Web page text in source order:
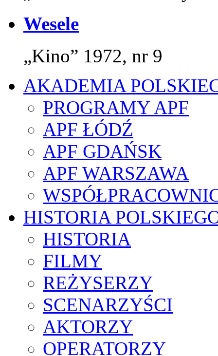
Wesele
„Kino” 1972, nr 9
AKADEMIA
PROGRAMY APF
APF ŁÓDŹ
APF GDAŃSK
APF WARSZAWA
HISTORIA
HISTORIA
FILMY
REŻYSERZY
SCENARZYŚCI
AKTORZY
OPERATORZY